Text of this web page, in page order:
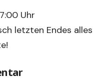
Uhr
letzten Endes